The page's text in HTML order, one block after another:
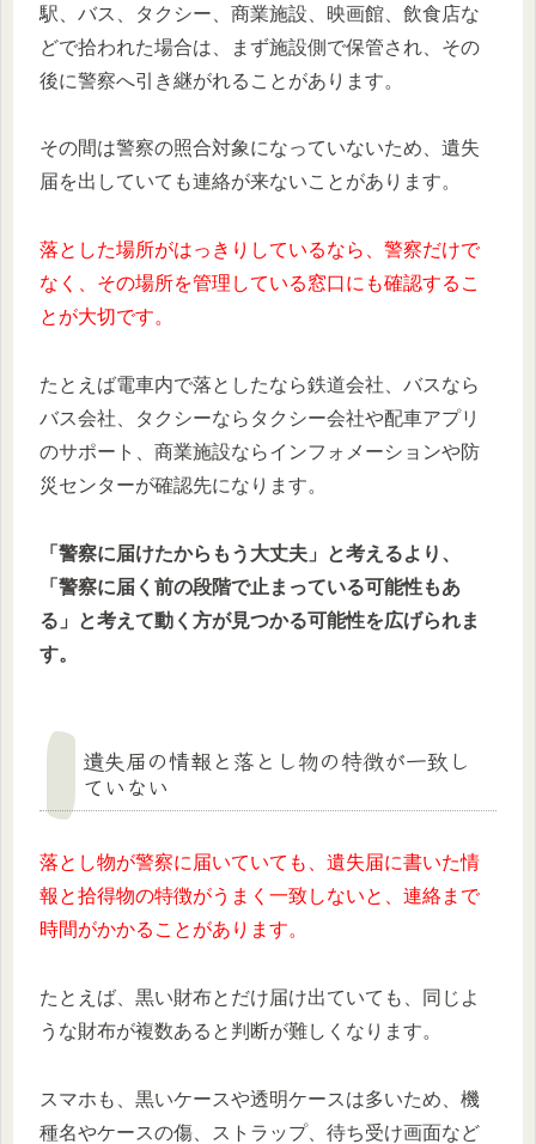
駅、バス、タクシー、商業施設、映画館、飲食店な
どで拾われた場合は、まず施設側で保管され、その
後に警察へ引き継がれることがあります。
その間は警察の照合対象になっていないため、遺失
届を出していても連絡が来ないことがあります。
落とした場所がはっきりしているなら、警察だけで
なく、その場所を管理している窓口にも確認するこ
とが大切です。
たとえば電車内で落としたなら鉄道会社、バスなら
バス会社、タクシーならタクシー会社や配車アプリ
のサポート、商業施設ならインフォメーションや防
災センターが確認先になります。
「警察に届けたからもう大丈夫」と考えるより、
「警察に届く前の段階で止まっている可能性もあ
る」と考えて動く方が見つかる可能性を広げられま
す。
遺失届の情報と落とし物の特徴が一致し
ていない
落とし物が警察に届いていても、遺失届に書いた情
報と拾得物の特徴がうまく一致しないと、連絡まで
時間がかかることがあります。
たとえば、黒い財布とだけ届け出ていても、同じよ
うな財布が複数あると判断が難しくなります。
スマホも、黒いケースや透明ケースは多いため、機
種名やケースの傷、ストラップ、待ち受け画面など